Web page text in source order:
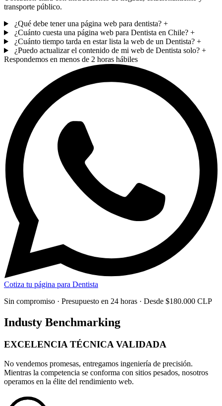
transporte público.
¿Qué debe tener una página web para dentista? +
¿Cuánto cuesta una página web para Dentista en Chile? +
¿Cuánto tiempo tarda en estar lista la web de un Dentista? +
¿Puedo actualizar el contenido de mi web de Dentista solo? +
Respondemos en menos de 2 horas hábiles
Cotiza tu página para Dentista
Sin compromiso · Presupuesto en 24 horas · Desde $180.000 CLP
Industy Benchmarking
EXCELENCIA TÉCNICA VALIDADA
No vendemos promesas, entregamos ingeniería de precisión.
Mientras la competencia se conforma con sitios pesados, nosotros
operamos en la élite del rendimiento web.